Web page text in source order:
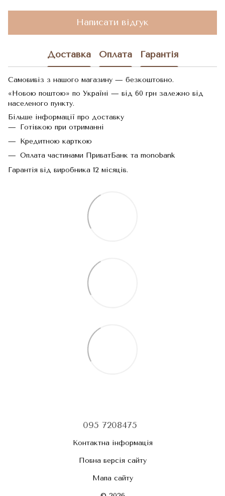
Написати відгук
Доставка Оплата Гарантія
Самовивіз з нашого магазину — безкоштовно.
«Новою поштою» по Україні — від 60 грн залежно від
населеного пункту.
Більше інформації про доставку
Готівкою при отриманні
Кредитною карткою
Оплата частинами ПриватБанк та monobank
Гарантія від виробника 12 місяців.
095 7208475
Контактна інформація
Повна версія сайту
Мапа сайту